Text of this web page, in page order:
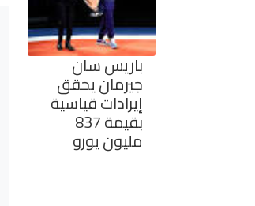
باريس سان
جيرمان يحقق
إيرادات قياسية
بقيمة 837
مليون يورو